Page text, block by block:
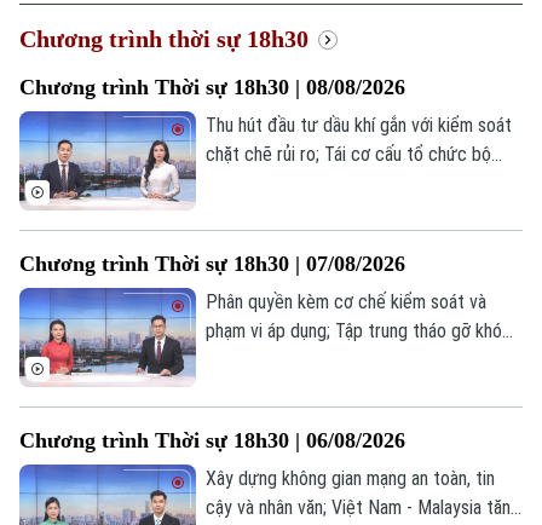
Chương trình thời sự 18h30
Chương trình Thời sự 18h30 | 08/08/2026
Thu hút đầu tư dầu khí gắn với kiểm soát
chặt chẽ rủi ro; Tái cơ cấu tổ chức bộ
số nội dung đáng chú ý trong chương
trình hôm nay.
Chương trình Thời sự 18h30 | 07/08/2026
Phân quyền kèm cơ chế kiểm soát và
phạm vi áp dụng; Tập trung tháo gỡ khó
số nội dung đáng chú ý trong chương
trình hôm nay.
Chương trình Thời sự 18h30 | 06/08/2026
Xây dựng không gian mạng an toàn, tin
cậy và nhân văn; Việt Nam - Malaysia tăng